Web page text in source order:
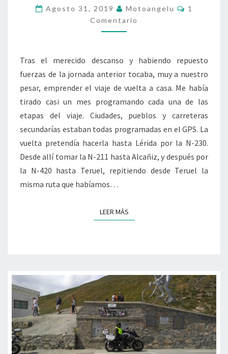
LOS
PIRINEOS
–
4
Agosto 31, 2019 Motoangelu
1
Comentario
Tras el merecido descanso y habiendo repuesto
fuerzas de la jornada anterior tocaba, muy a nuestro
pesar, emprender el viaje de vuelta a casa. Me había
tirado casi un mes programando cada una de las
etapas del viaje. Ciudades, pueblos y carreteras
secundarías estaban todas programadas en el GPS. La
vuelta pretendía hacerla hasta Lérida por la N-230.
Desde allí tomar la N-211 hasta Alcañiz, y después por
la N-420 hasta Teruel, repitiendo desde Teruel la
misma ruta que habíamos…
LEER MÁSLEER MÁS